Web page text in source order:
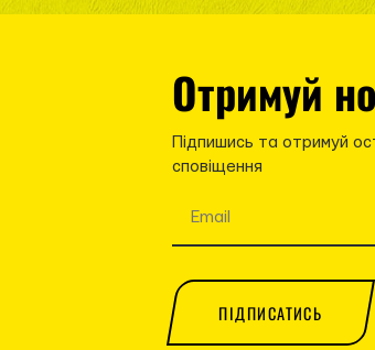
Отримуй
Підпишись та отримуй
сповіщення
ПІДПИСАТИСЬ